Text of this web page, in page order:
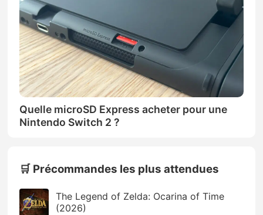
Quelle microSD Express acheter pour une
Nintendo Switch 2 ?
🛒 Précommandes les plus attendues
The Legend of Zelda: Ocarina of Time
(2026)